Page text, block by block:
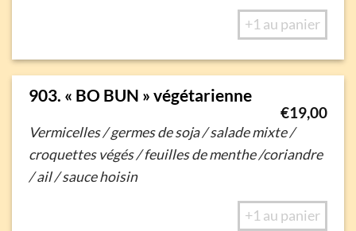
+1 au panier
903. « BO BUN » végétarienne
€19,00
Vermicelles / germes de soja / salade mixte /
croquettes végés /feuilles de menthe /coriandre
/ ail / sauce hoisin
+1 au panier